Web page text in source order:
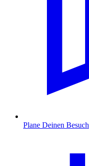
Plane Deinen Besuch